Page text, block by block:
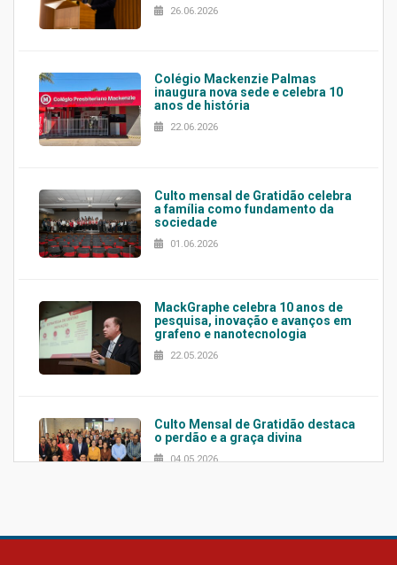
26.06.2026
Colégio Mackenzie Palmas
inaugura nova sede e celebra 10
anos de história
22.06.2026
Culto mensal de Gratidão celebra
a família como fundamento da
sociedade
01.06.2026
MackGraphe celebra 10 anos de
pesquisa, inovação e avanços em
grafeno e nanotecnologia
22.05.2026
Culto Mensal de Gratidão destaca
o perdão e a graça divina
04.05.2026
Confira como foi o culto mensal